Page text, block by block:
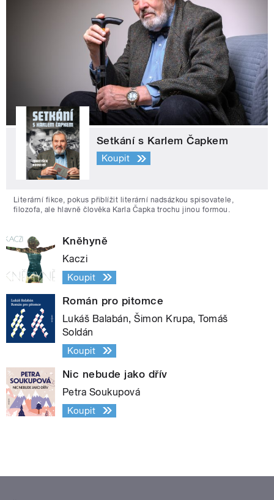
Setkání s Karlem Čapkem
Koupit
Literární fikce, pokus přiblížit literární nadsázkou spisovatele,
filozofa, ale hlavně člověka Karla Čapka trochu jinou formou.
Kněhyně
Kaczi
Koupit
Román pro pitomce
Lukáš Balabán, Šimon Krupa, Tomáš
Soldán
Koupit
Nic nebude jako dřív
Petra Soukupová
Koupit